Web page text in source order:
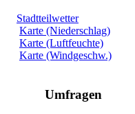
Stadtteilwetter
Karte (Niederschlag)
Karte (Luftfeuchte)
Karte (Windgeschw.)
Umfragen